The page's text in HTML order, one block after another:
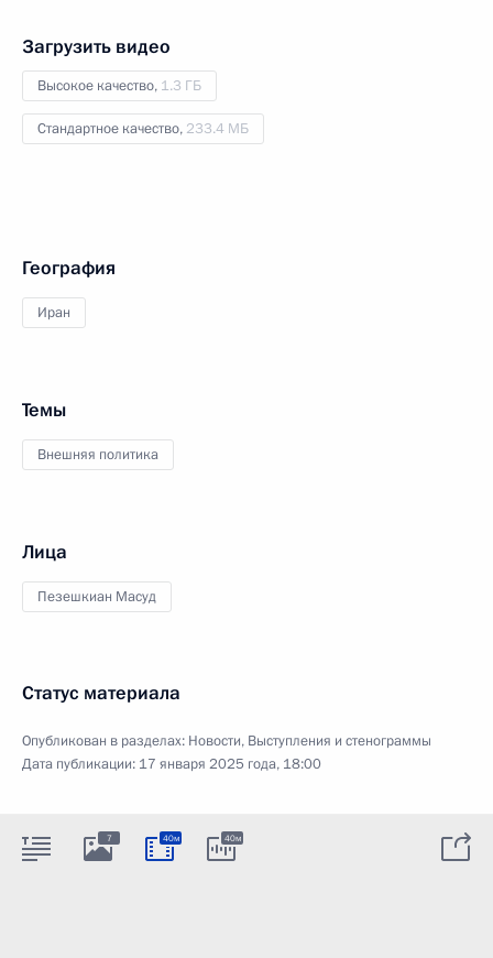
Загрузить видео
Высокое качество, 1.3 ГБ
Стандартное качество, 233.4 МБ
География
Иран
Темы
Внешняя политика
Лица
Пезешкиан Масуд
Статус материала
Опубликован в разделах: Новости, Выступления и стенограммы
Дата публикации: 17 января 2025 года, 18:00
7 40м 40м